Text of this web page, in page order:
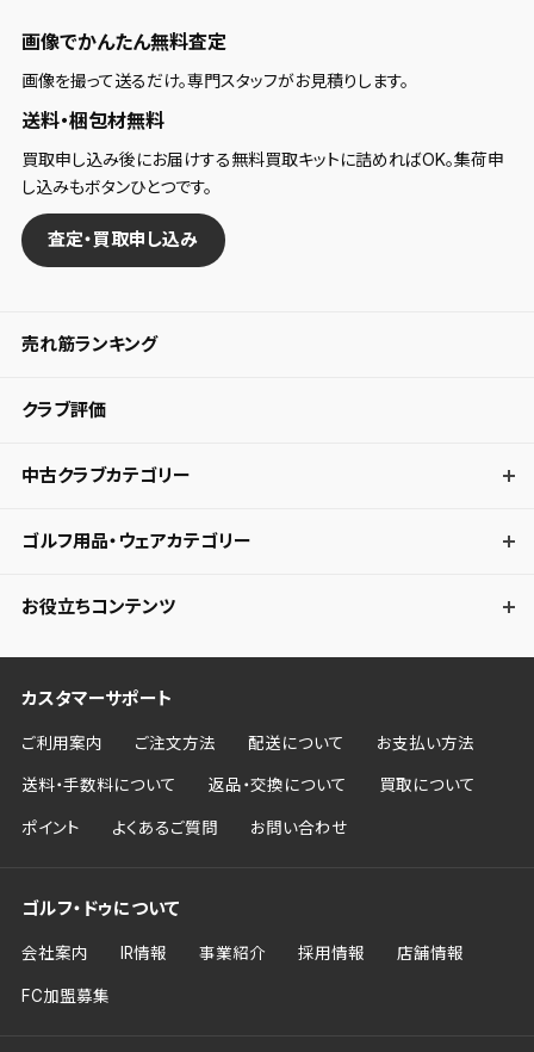
画像でかんたん無料査定
画像を撮って送るだけ。専門スタッフがお見積りします。
送料・梱包材無料
買取申し込み後にお届けする無料買取キットに詰めればOK。集荷申
し込みもボタンひとつです。
査定・買取申し込み
売れ筋ランキング
クラブ評価
中古クラブカテゴリー
ゴルフ用品・ウェアカテゴリー
お役立ちコンテンツ
カスタマーサポート
ご利用案内 ご注文方法 配送について お支払い方法
送料・手数料について 返品・交換について 買取について
ポイント よくあるご質問 お問い合わせ
ゴルフ・ドゥについて
会社案内 IR情報 事業紹介 採用情報 店舗情報
FC加盟募集